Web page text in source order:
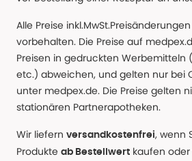
Alle Preise
vorbehalten. Die Preise auf
Preisen in gedruckten Werbemitteln
etc.) abweichen, und gelten nur bei
unter medpex.de. Die Preise gelten
stationären Partnerapotheken.
Wir liefern versandkostenfrei, wenn
Produkte ab Bestellwert kaufen oder